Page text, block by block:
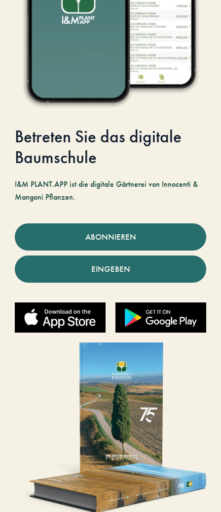
Betreten Sie das digitale
Baumschule
I&M PLANT.APP ist die digitale Gärtnerei von Innocenti &
Mangoni Pflanzen.
ABONNIEREN
EINGEBEN